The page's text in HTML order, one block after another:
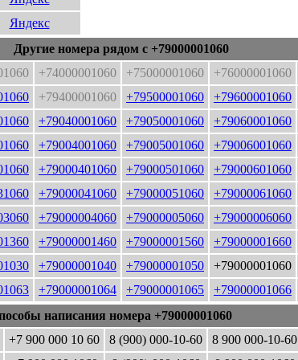
Яндекс
Другие номера рядом с +79000001060
+74000001060 +75000001060 +76000001060
+79400001060 +79500001060 +79600001060
+79040001060 +79050001060 +79060001060
+79004001060 +79005001060 +79006001060
+79000401060 +79000501060 +79000601060
+79000041060 +79000051060 +79000061060
+79000004060 +79000005060 +79000006060
+79000001460 +79000001560 +79000001660
+79000001040 +79000001050 +79000001060
+79000001064 +79000001065 +79000001066
написания номера +79000001060
+7 900 000 10 60 8 (900) 000-10-60 8 900 000-10-60